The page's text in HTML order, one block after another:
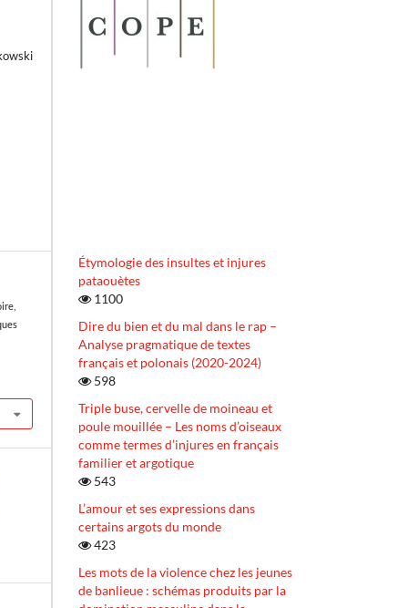
Étymologie des insultes et injures
pataouètes
1100
Dire du bien et du mal dans le rap –
Analyse pragmatique de textes
français et polonais (2020-2024)
598
Triple buse, cervelle de moineau et
poule mouillée – Les noms d’oiseaux
comme termes d’injures en français
familier et argotique
543
L’amour et ses expressions dans
certains argots du monde
423
Les mots de la violence chez les jeunes
de banlieue : schémas produits par la